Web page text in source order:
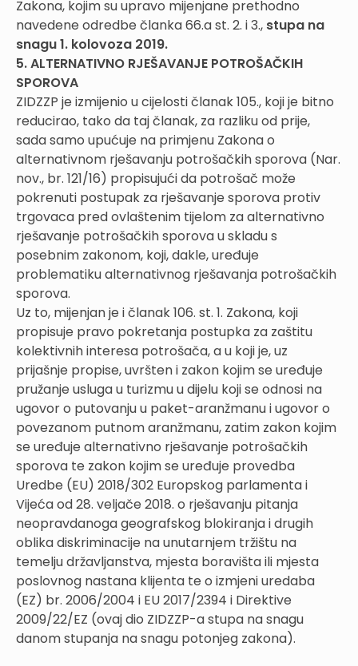
Zakona, kojim su upravo mijenjane prethodno
navedene odredbe članka 66.a st. 2. i 3., stupa na
snagu 1. kolovoza 2019.
5. ALTERNATIVNO RJEŠAVANJE POTROŠAČKIH
SPOROVA
ZIDZZP je izmijenio u cijelosti članak 105., koji je bitno
reducirao, tako da taj članak, za razliku od prije,
sada samo upućuje na primjenu Zakona o
alternativnom rješavanju potrošačkih sporova (Nar.
nov., br. 121/16) propisujući da potrošač može
pokrenuti postupak za rješavanje sporova protiv
trgovaca pred ovlaštenim tijelom za alternativno
rješavanje potrošačkih sporova u skladu s
posebnim zakonom, koji, dakle, uređuje
problematiku alternativnog rješavanja potrošačkih
sporova.
Uz to, mijenjan je i članak 106. st. 1. Zakona, koji
propisuje pravo pokretanja postupka za zaštitu
kolektivnih interesa potrošača, a u koji je, uz
prijašnje propise, uvršten i zakon kojim se uređuje
pružanje usluga u turizmu u dijelu koji se odnosi na
ugovor o putovanju u paket-aranžmanu i ugovor o
povezanom putnom aranžmanu, zatim zakon kojim
se uređuje alternativno rješavanje potrošačkih
sporova te zakon kojim se uređuje provedba
Uredbe (EU) 2018/302 Europskog parlamenta i
Vijeća od 28. veljače 2018. o rješavanju pitanja
neopravdanoga geografskog blokiranja i drugih
oblika diskriminacije na unutarnjem tržištu na
temelju državljanstva, mjesta boravišta ili mjesta
poslovnog nastana klijenta te o izmjeni uredaba
(EZ) br. 2006/2004 i EU 2017/2394 i Direktive
2009/22/EZ (ovaj dio ZIDZZP-a stupa na snagu
danom stupanja na snagu potonjeg zakona).